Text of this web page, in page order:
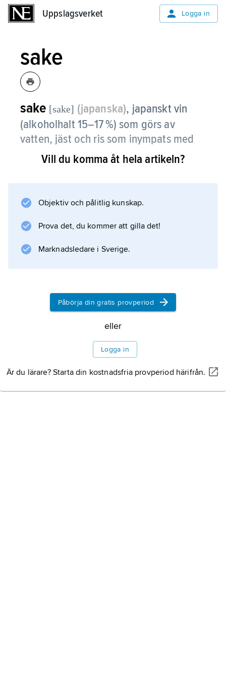
Uppslagsverket Logga in
sake
sake [sake] (japanska), japanskt vin
(alkoholhalt 15–17 %) som görs av
vatten, jäst och ris som inympats med
sporer från en speciell jäst, som kan
Efter jäsningen (15–25 dagar) pressas massan,
och vätskan lagras därefter 6 månader till 1 år
före buteljering.
Vill du komma åt hela artikeln?
Objektiv och pålitlig kunskap.
Prova det, du kommer att gilla det!
Marknadsledare i Sverige.
Påbörja din gratis provperiod
eller
Logga in
Är du lärare? Starta din kostnadsfria provperiod härifrån.